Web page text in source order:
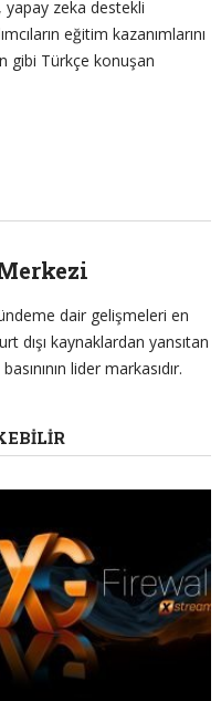
yapay zeka destekli
eğitim kazanımlarını
gibi Türkçe konuşan
dair gelişmeleri en
dışı kaynaklardan yansıtan
lider markasıdır.